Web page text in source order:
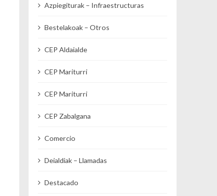
Azpiegiturak – Infraestructuras
Bestelakoak – Otros
CEP Aldaialde
CEP Mariturri
CEP Mariturri
CEP Zabalgana
Comercio
Deialdiak – Llamadas
Destacado